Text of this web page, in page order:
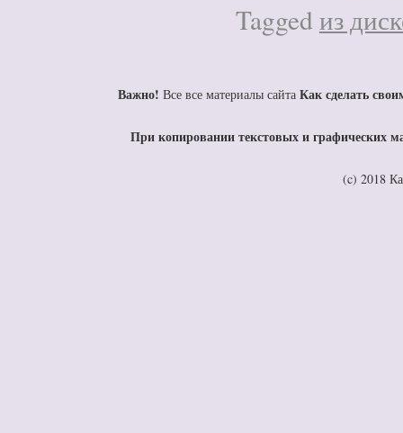
Tagged из
Важно! Все все материалы сайта Как сделать
При копировании текстовых и графических
(c) 2018